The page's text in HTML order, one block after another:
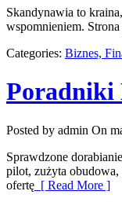
Skandynawia to
wspomnieniem.
Categories: Biznes,
Poradniki
Posted by admin On
Sprawdzone
pilot, zużyta obudowa,
ofertę [ Read More ]